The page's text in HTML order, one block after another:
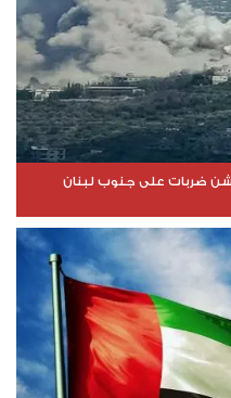
تشن ضربات على جنوب لبنان